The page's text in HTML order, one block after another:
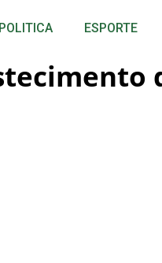
POLITICA ESPORTE